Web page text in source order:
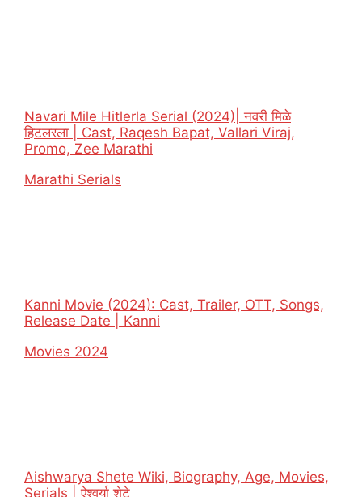
Navari Mile Hitlerla Serial (2024)| नवरी मिळे
हिटलरला | Cast, Raqesh Bapat, Vallari Viraj,
Promo, Zee Marathi
In relation to
Marathi Serials
Kanni Movie (2024): Cast, Trailer, OTT, Songs,
Release Date | Kanni
In relation to
Movies 2024
Aishwarya Shete Wiki, Biography, Age, Movies,
Serials | ऐश्वर्या शेटे